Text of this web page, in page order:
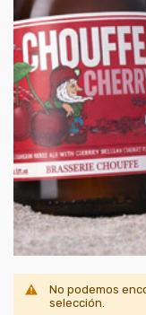
No podemos
selección.